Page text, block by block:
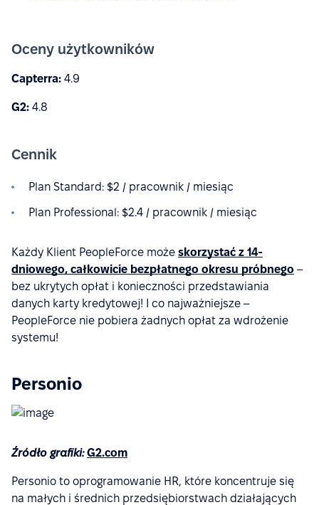
Oceny użytkowników
Capterra: 4.9
G2: 4.8
Cennik
Plan Standard: $2 / pracownik / miesiąc
Plan Professional: $2.4 / pracownik / miesiąc
Każdy Klient PeopleForce może skorzystać z 14-
dniowego, całkowicie bezpłatnego okresu próbnego –
bez ukrytych opłat i konieczności przedstawiania
danych karty kredytowej! I co najważniejsze –
PeopleForce nie pobiera żadnych opłat za wdrożenie
systemu!
Personio
Źródło grafiki: G2.com
Personio to oprogramowanie HR, które koncentruje się
na małych i średnich przedsiębiorstwach działających